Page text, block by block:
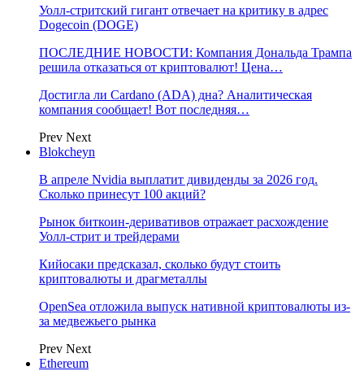
Уолл-стритский гигант отвечает на критику в адрес
Dogecoin (DOGE)
ПОСЛЕДНИЕ НОВОСТИ: Компания Дональда Трампа
решила отказаться от криптовалют! Цена…
Достигла ли Cardano (ADA) дна? Аналитическая
компания сообщает! Вот последняя…
Prev Next
Blokcheyn
В апреле Nvidia выплатит дивиденды за 2026 год.
Сколько принесут 100 акций?
Рынок биткоин-деривативов отражает расхождение
Уолл-стрит и трейдерами
Кийосаки предсказал, сколько будут стоить
криптовалюты и драгметаллы
OpenSea отложила выпуск нативной криптовалюты из-
за медвежьего рынка
Prev Next
Ethereum